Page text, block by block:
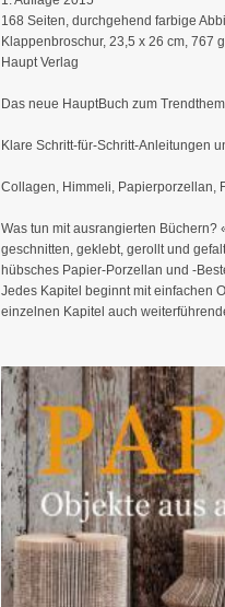
168 Seiten, durchgehend farbige
Klappenbroschur, 23,5 x 26 cm, 767 g
Haupt Verlag
Das neue HauptBuch zum
Klare Schritt-für-Schritt-Anleitungen
Collagen, Himmeli, Papierporzellan,
Was tun mit ausrangierten Büchern?
geschnitten, geklebt, gerollt und
hübsches Papier-Porzellan und -
Jedes Kapitel beginnt mit einfachen
einzelnen Kapitel auch